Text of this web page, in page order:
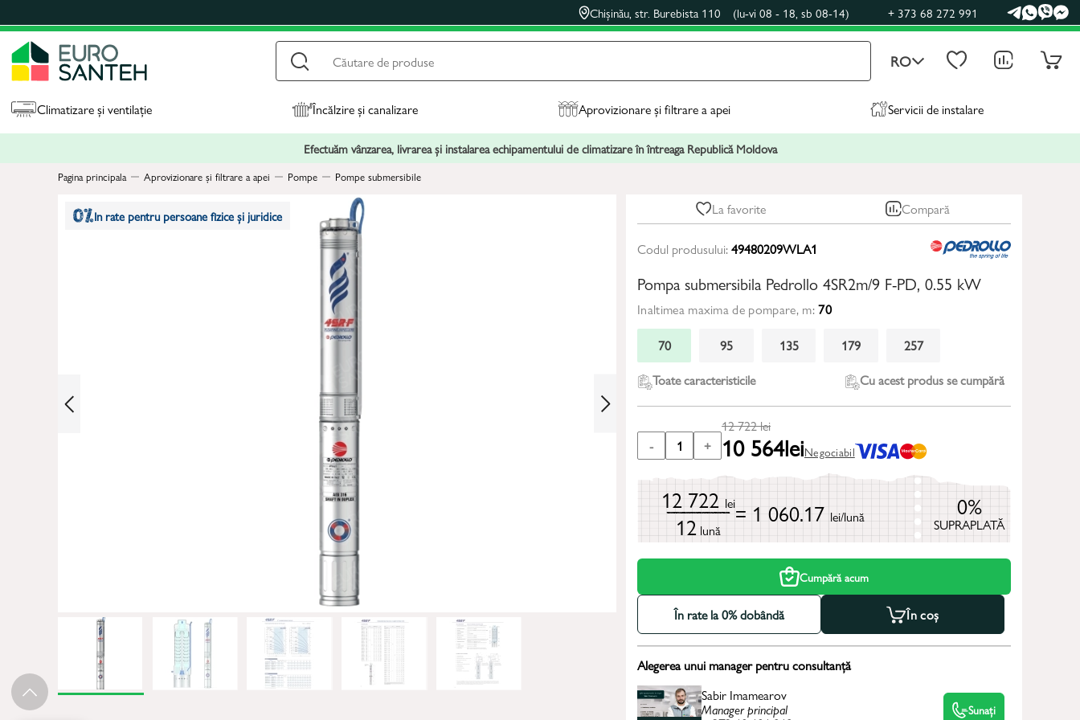
Chișinău, str. Burebista 110 (lu-vi 08 - 18, sb 08-14) + 373 68 272 991
RO
Climatizare și ventilație Încălzire și canalizare Aprovizionare și filtrare a apei Servicii de instalare
Efectuăm vânzarea, livrarea și instalarea echipamentului de climatizare în întreaga Republică Moldova
Pagina principala Aprovizionare și filtrare a apei Pompe Pompe submersibile
In rate pentru persoane fizice și juridice La favorite Compară
Codul produsului:49480209WLA1
Pompa submersibila Pedrollo 4SR2m/9 F-PD, 0.55 kW
Inaltimea maxima de pompare, m:70
70
95 135 179
257
Toate caracteristicile
Cu acest produs se cumpără
- 1 +
12 722lei
10 564leiNegociabil
12 722 lei
12 lună
= 1 060.17 lei/lună 0%
SUPRAPLATĂ
Cumpără acum
În rate la 0% dobândă În coș
Alegerea unui manager pentru consultanță
Sabir Imamearov
Manager principal Sunați